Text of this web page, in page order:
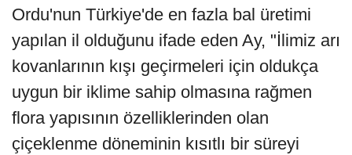
Ordu'nun Türkiye'de en fazla bal üretimi
yapılan il olduğunu ifade eden Ay, "İlimiz arı
kovanlarının kışı geçirmeleri için oldukça
uygun bir iklime sahip olmasına rağmen
flora yapısının özelliklerinden olan
çiçeklenme döneminin kısıtlı bir süreyi